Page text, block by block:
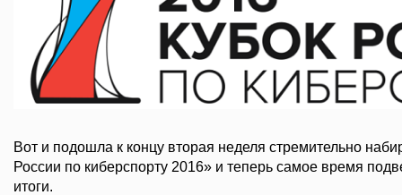
Вот и подошла к концу вторая неделя стремительно
России по киберспорту 2016» и теперь самое время
итоги.